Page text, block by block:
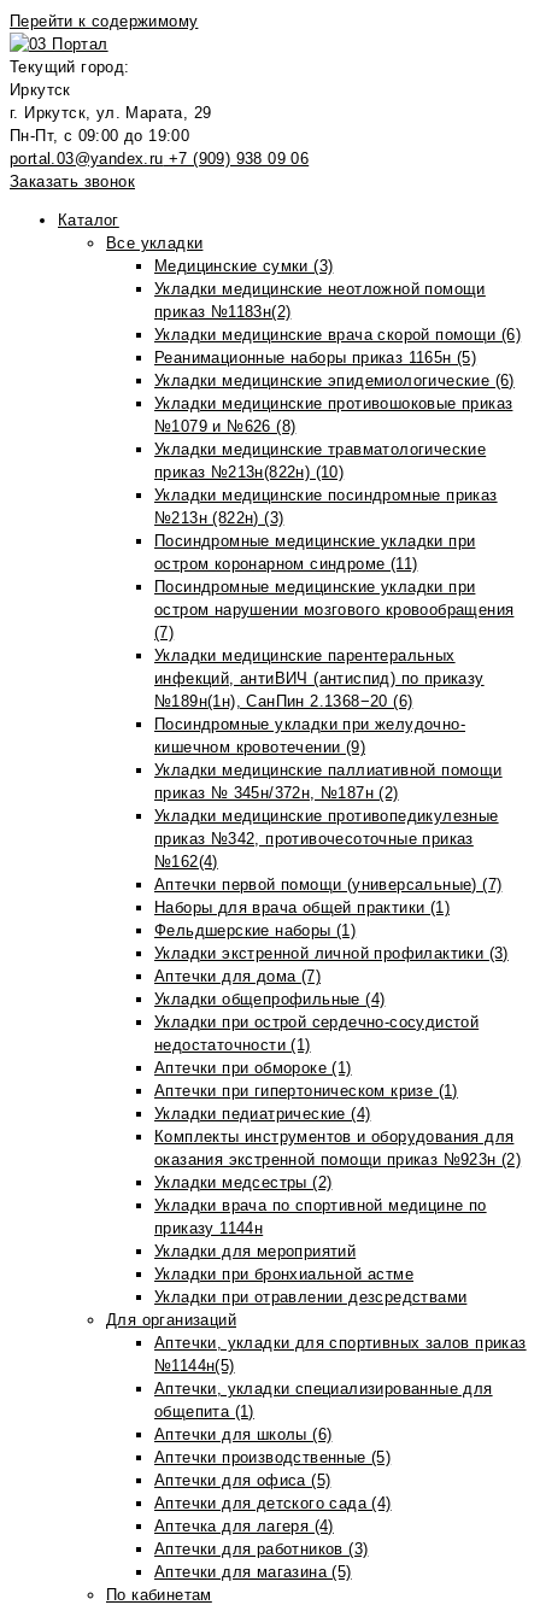
Перейти к содержимому
Текущий город:
Иркутск
г. Иркутск, ул. Марата, 29
Пн-Пт, с 09:00 до 19:00
portal.03@yandex.ru +7 (909) 938 09 06
Заказать звонок
Каталог
Все укладки
Медицинские сумки (3)
Укладки медицинские неотложной помощи
приказ №1183н(2)
Укладки медицинские врача скорой помощи (6)
Реанимационные наборы приказ 1165н (5)
Укладки медицинские эпидемиологические (6)
Укладки медицинские противошоковые приказ
№1079 и №626 (8)
Укладки медицинские травматологические
приказ №213н(822н) (10)
Укладки медицинские посиндромные приказ
№213н (822н) (3)
Посиндромные медицинские укладки при
остром коронарном синдроме (11)
Посиндромные медицинские укладки при
остром нарушении мозгового кровообращения
(7)
Укладки медицинские парентеральных
инфекций, антиВИЧ (антиспид) по приказу
№189н(1н), СанПин 2.1368−20 (6)
Посиндромные укладки при желудочно-
кишечном кровотечении (9)
Укладки медицинские паллиативной помощи
приказ № 345н/372н, №187н (2)
Укладки медицинские противопедикулезные
приказ №342, противочесоточные приказ
№162(4)
Аптечки первой помощи (универсальные) (7)
Наборы для врача общей практики (1)
Фельдшерские наборы (1)
Укладки экстренной личной профилактики (3)
Аптечки для дома (7)
Укладки общепрофильные (4)
Укладки при острой сердечно-сосудистой
недостаточности (1)
Аптечки при обмороке (1)
Аптечки при гипертоническом кризе (1)
Укладки педиатрические (4)
Комплекты инструментов и оборудования для
оказания экстренной помощи приказ №923н (2)
Укладки медсестры (2)
Укладки врача по спортивной медицине по
приказу 1144н
Укладки для мероприятий
Укладки при бронхиальной астме
Укладки при отравлении дезсредствами
Для организаций
Аптечки, укладки для спортивных залов приказ
№1144н(5)
Аптечки, укладки специализированные для
общепита (1)
Аптечки для школы (6)
Аптечки производственные (5)
Аптечки для офиса (5)
Аптечки для детского сада (4)
Аптечка для лагеря (4)
Аптечки для работников (3)
Аптечки для магазина (5)
По кабинетам